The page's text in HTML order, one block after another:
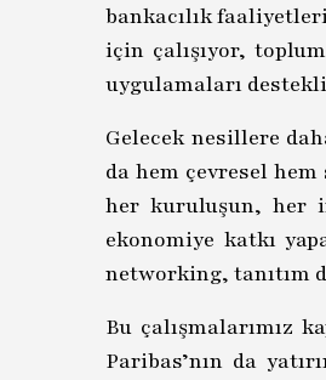
bankacılık
için çalışıyor,
uygulamaları
Gelecek nesillere
da hem çevresel
her kuruluşun, her
ekonomiye katkı
networking, tanıtım
Bu çalışmalarımız
Paribas’nın da